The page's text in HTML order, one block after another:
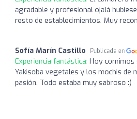
agradable y profesional ojalá
resto de establecimientos. Muy
Sofía Marín Castillo Publicada en
Experiencia fantástica: Hoy comimos
Yakisoba vegetales y los mochis de
pasión. Todo estaba muy sabroso :)